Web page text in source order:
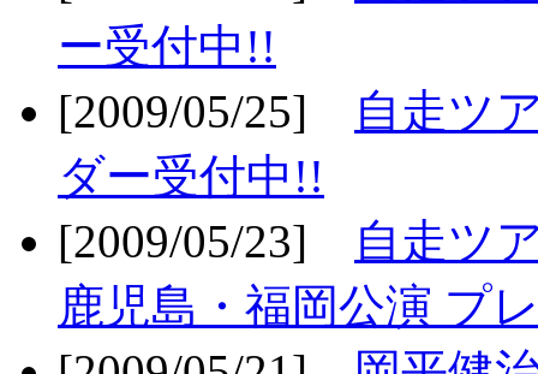
ー受付中!!
[2009/05/25]
自走ツ
ダー受付中!!
[2009/05/23]
自走ツ
鹿児島・福岡公演 プ